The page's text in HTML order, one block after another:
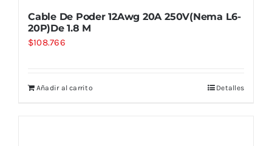
Cable De Poder 12Awg 20A 250V(Nema L6-
20P)De 1.8 M
$108.766
Añadir al carrito Detalles